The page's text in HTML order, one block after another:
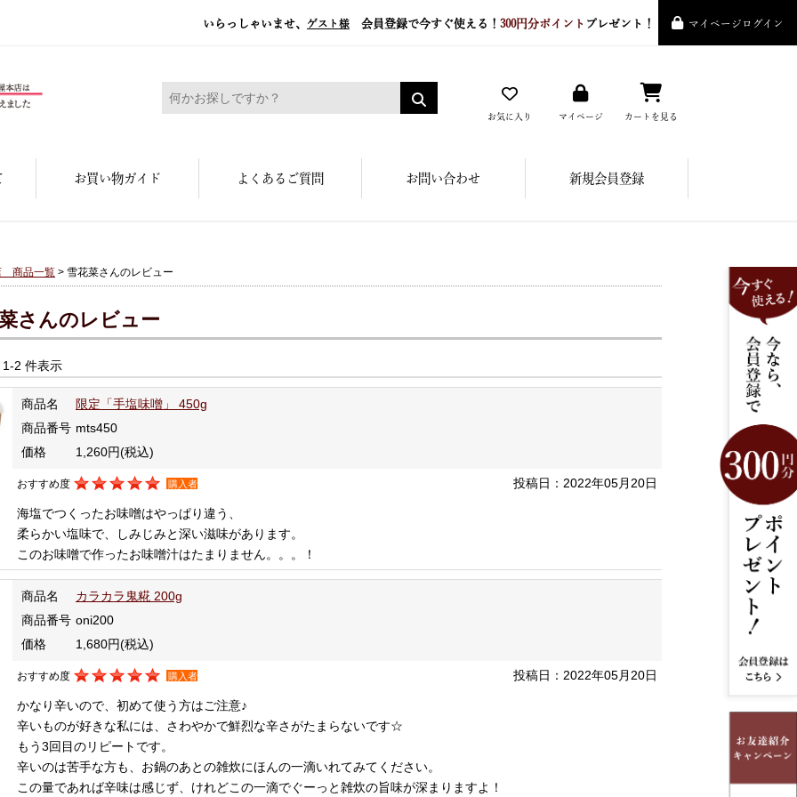
いらっしゃいませ、 ゲスト様 会員登録で今すぐ使える！ 300円分ポイント プレゼント！ マイページログイン
糀屋本店 - 元禄二年。創業三百余年の味
お気に入り マイページ カートを見る
お買い物ガイド よくあるご質問 お問い合わせ 新規会員登録
商品一覧 > 雪花菜さんのレビュー
さんのレビュー
1-2 件表示
商品名
限定「手塩味噌」 450g
商品番号 mts450
価格
1,260円(税込)
投稿日：2022年05月20日
おすすめ度 購入者
海塩でつくったお味噌はやっぱり違う、
柔らかい塩味で、しみじみと深い滋味があります。
このお味噌で作ったお味噌汁はたまりません。。。！
商品名
カラカラ鬼糀 200g
商品番号 oni200
価格
1,680円(税込)
投稿日：2022年05月20日
おすすめ度 購入者
かなり辛いので、初めて使う方はご注意♪
辛いものが好きな私には、さわやかで鮮烈な辛さがたまらないです☆
もう3回目のリピートです。
辛いのは苦手な方も、お鍋のあとの雑炊にほんの一滴いれてみてください。
この量であれば辛味は感じず、けれどこの一滴でぐーっと雑炊の旨味が深まりますよ！